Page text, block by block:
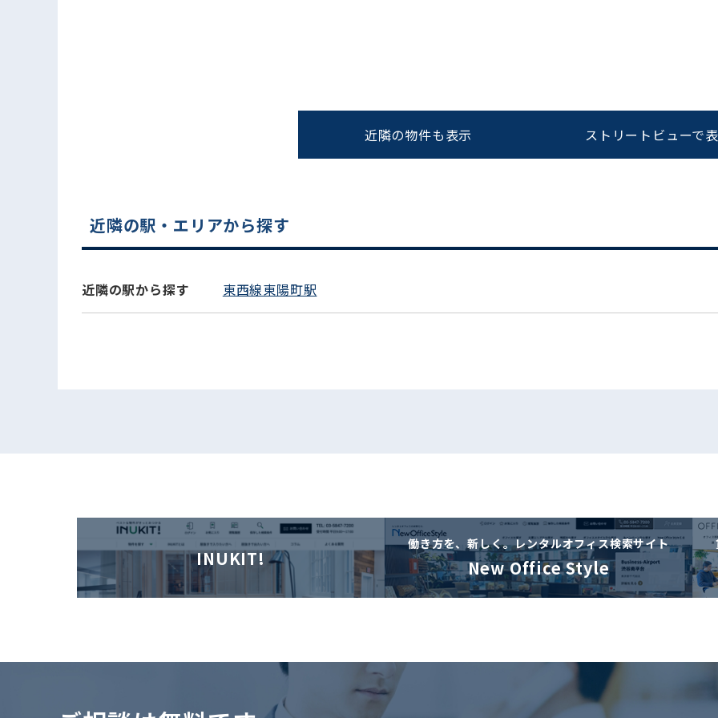
近隣の物件も表示 ストリートビューで
近隣の駅・エリアから探す
近隣の駅から探す 東西線東陽町駅
INUKIT!
働き方を、新しく。レンタルオフィス検索サイト
New Office Style